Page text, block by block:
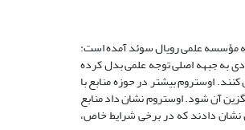
مؤسسه علمی رویال سوئد آمده است:
به جبهه اصلی توجه علمی بدل کرده
کنند. اوستروم بیشتر در حوزه منابع با
آن شود. اوستروم نشان داد منابع
نشان دادند که در برخی شرایط خاص،